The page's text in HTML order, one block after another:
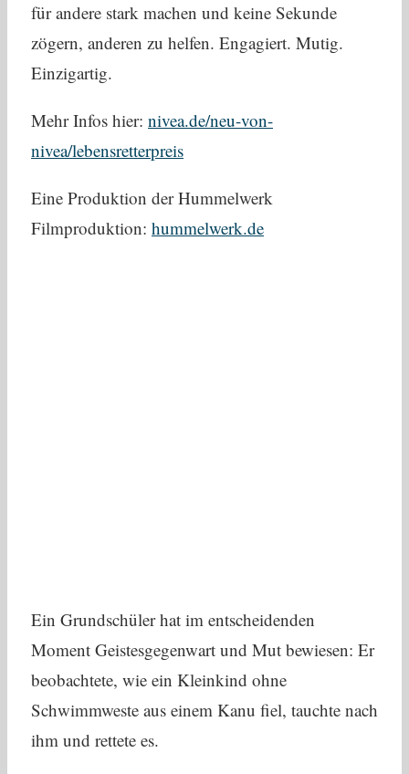
für andere stark machen und keine Sekunde
zögern, anderen zu helfen. Engagiert. Mutig.
Einzigartig.
Mehr Infos hier: nivea.de/neu-von-
nivea/lebensretterpreis
Eine Produktion der Hummelwerk
Filmproduktion: hummelwerk.de
Ein Grundschüler hat im entscheidenden
Moment Geistesgegenwart und Mut bewiesen: Er
beobachtete, wie ein Kleinkind ohne
Schwimmweste aus einem Kanu fiel, tauchte nach
ihm und rettete es.